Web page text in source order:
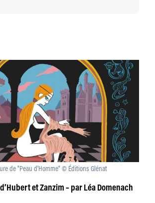
de "Peau d'Homme" © Éditions Glénat
d’Hubert et Zanzim – par Léa Domenach